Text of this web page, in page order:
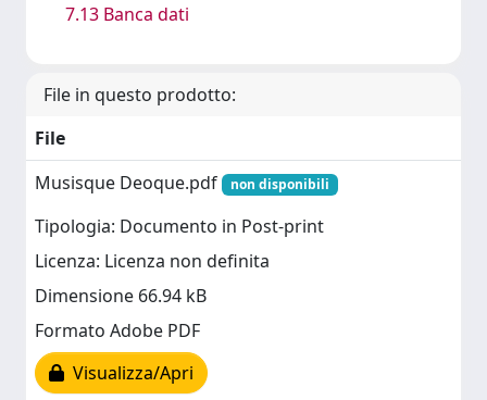
7.13 Banca dati
File in questo prodotto:
File
Musisque Deoque.pdf
non disponibili
Tipologia: Documento in Post-print
Licenza: Licenza non definita
Dimensione 66.94 kB
Formato Adobe PDF
Visualizza/Apri